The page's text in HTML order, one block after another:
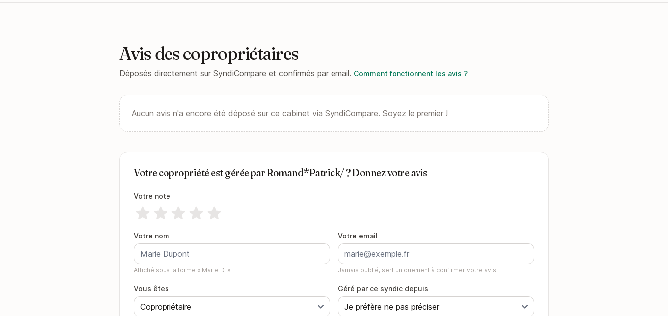
Avis des copropriétaires
Déposés directement sur SyndiCompare et confirmés par email. Comment fonctionnent les avis ?
Aucun avis n'a encore été déposé sur ce cabinet via SyndiCompare. Soyez le premier !
Votre copropriété est gérée par Romand*Patrick/ ? Donnez votre avis
Votre note
Votre nom
Affiché sous la forme « Marie D. »
Votre email
Jamais publié, sert uniquement à confirmer votre avis
Vous êtes Géré par ce syndic depuis